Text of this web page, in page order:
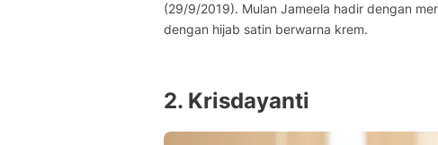
(29/9/2019). Mulan Jameela hadir dengan
dengan hijab satin berwarna krem.
2. Krisdayanti